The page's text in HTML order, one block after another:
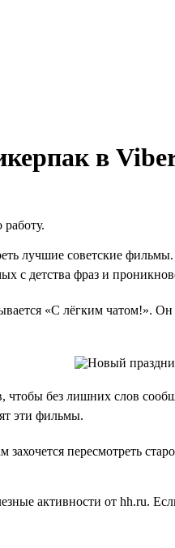
в
лучшие советские
с детства фраз и
«С лёгким чатом!».
чтобы без лишних слов
эти фильмы.
пересмотреть
активности от hh.ru.